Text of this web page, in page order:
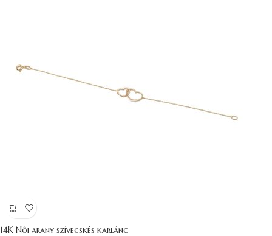
14K Női arany szívecskés karlánc